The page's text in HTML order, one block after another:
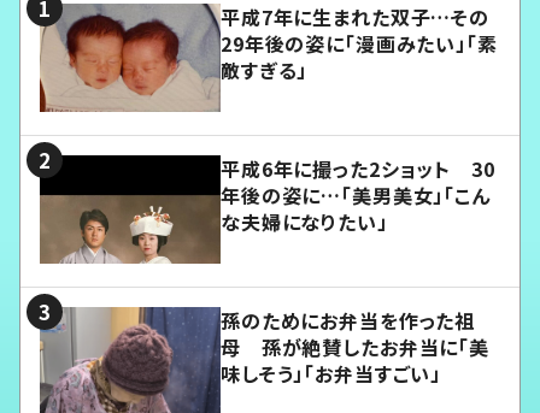
平成7年に生まれた双子…その
29年後の姿に「漫画みたい」「素
敵すぎる」
平成6年に撮った2ショット 30
年後の姿に…「美男美女」「こん
な夫婦になりたい」
孫のためにお弁当を作った祖
母 孫が絶賛したお弁当に「美
味しそう」「お弁当すごい」